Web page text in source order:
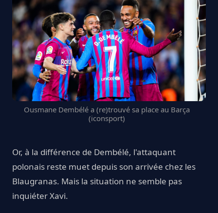
Ousmane Dembélé a (re)trouvé sa place au Barça
(iconsport)
Or, à la différence de Dembélé, l'attaquant
polonais reste muet depuis son arrivée chez les
Blaugranas. Mais la situation ne semble pas
inquiéter Xavi.